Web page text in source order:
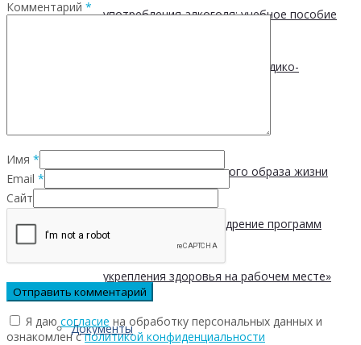
употребления алкоголя: учебное пособие
ВОЗ для первичного звена медико-
Формирование здорового образа жизни
Обучающий курс «Внедрение программ
укрепления здоровья на рабочем месте»
Документы
Комментарий *
Имя *
Email *
Сайт
Я даю согласие на обработку персональных данных и
ознакомлен сполитикой конфиденциальности